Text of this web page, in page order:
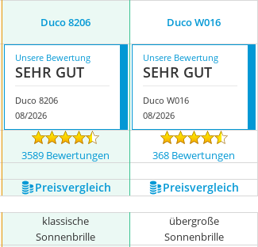
Duco 8206 Duco W016
Unsere Bewertung
SEHR GUT
Duco 8206
08/2026
Unsere Bewertung
SEHR GUT
Duco W016
08/2026
3589 Bewertungen 368 Bewertungen
Preis­vergleich Preis­vergleich
klassische
Sonnenbrille
übergroße
Sonnenbrille